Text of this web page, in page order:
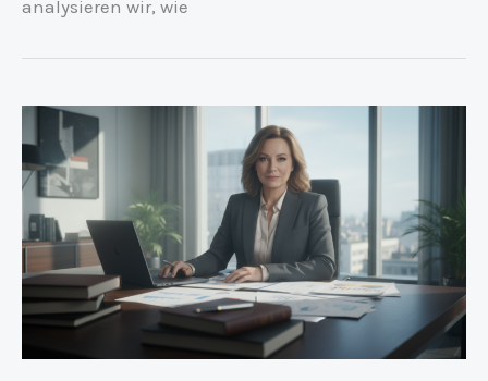
analysieren wir, wie